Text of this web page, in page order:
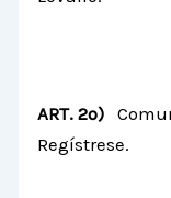
ART. 2º)
Regístrese.